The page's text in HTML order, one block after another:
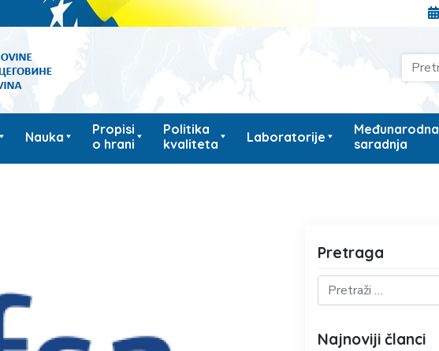
Nauka
Propisi
o hrani
Politika
kvaliteta
Laboratorije
Međunarodna
saradnja
Pretraga
Najnoviji članci